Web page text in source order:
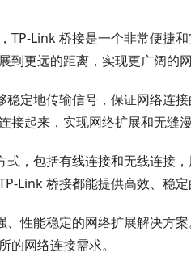
TP-Link 桥接是一个非常便捷
更远的距离，实现更广阔的网
定地传输信号，保证网络连
起来，实现网络扩展和无缝
，包括有线连接和无线连接
Link 桥接都能提供高效、稳定
性能稳定的网络扩展解决方
网络连接需求。